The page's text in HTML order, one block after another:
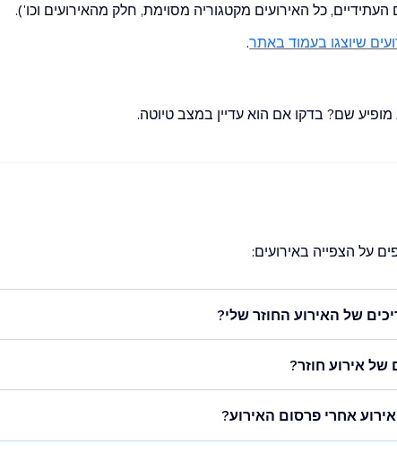
כל האירועים מקטגוריה מסוימת, חלק מהאירועים וכו').
שיוצגו בעמוד באתר.
שם? בדקו אם הוא עדיין במצב טיוטה.
על הצפייה באירועים:
של האירוע החוזר שלי?
(הצגת כל התאריכים) מתחת לאירוע הקבוע הרלוונטי כדי לראות
נוספים ולערוך כל אחד מהאירועים בסדרה.
אירוע חוזר?
האירוע" כל עוד היא טיוטה. אחרי הפרסום, אתם יכולים לערוך
אחרי פרסום האירוע?
ללינק לאירוע בלשוניתOverview(סקירה כללית) של האירוע